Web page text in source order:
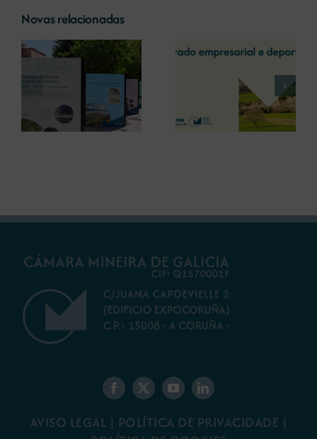
Novas relacionadas
A COMG reúne a
dous líderes
empresarias con
motivo do seu
Centenario para
debater sobre o
A OIPE e o
CRETUS
presentan as
últimas
innovacións en
restauración
AVISO LEGAL | POLÍTICA DE PRIVACIDADE |